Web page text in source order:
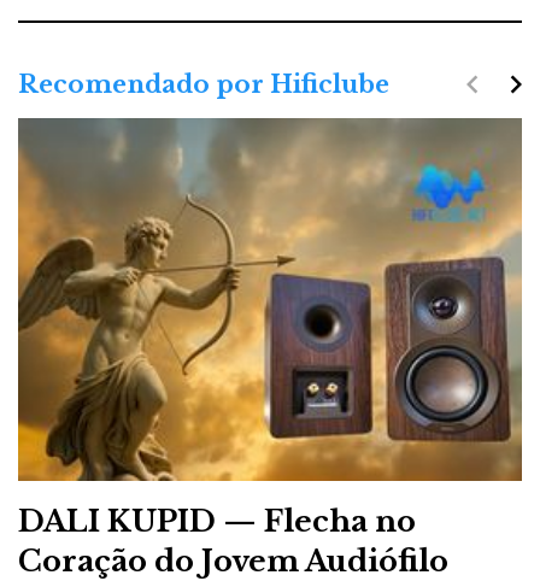
Recomendado por Hificlube
DALI KUPID — Flecha no
Coração do Jovem Audiófilo
navigate_next
navigate_before